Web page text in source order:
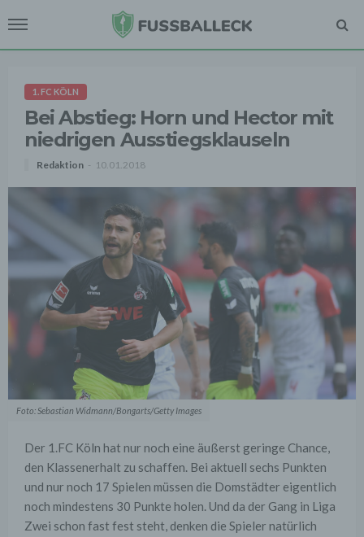
1. FC KÖLN
Bei Abstieg: Horn und Hector mit
niedrigen Ausstiegsklauseln
Redaktion 10.01.2018
Foto: Sebastian Widmann/Bongarts/Getty Images
Der 1.FC Köln hat nur noch eine äußerst geringe Chance,
den Klassenerhalt zu schaffen. Bei aktuell sechs Punkten
und nur noch 17 Spielen müssen die Domstädter eigentlich
noch mindestens 30 Punkte holen. Und da der Gang in Liga
Zwei schon fast fest steht, denken die Spieler natürlich